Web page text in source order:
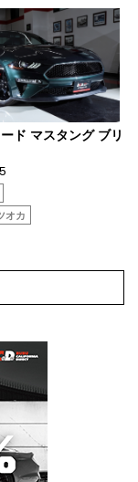
ド マスタング ブリ
オカ